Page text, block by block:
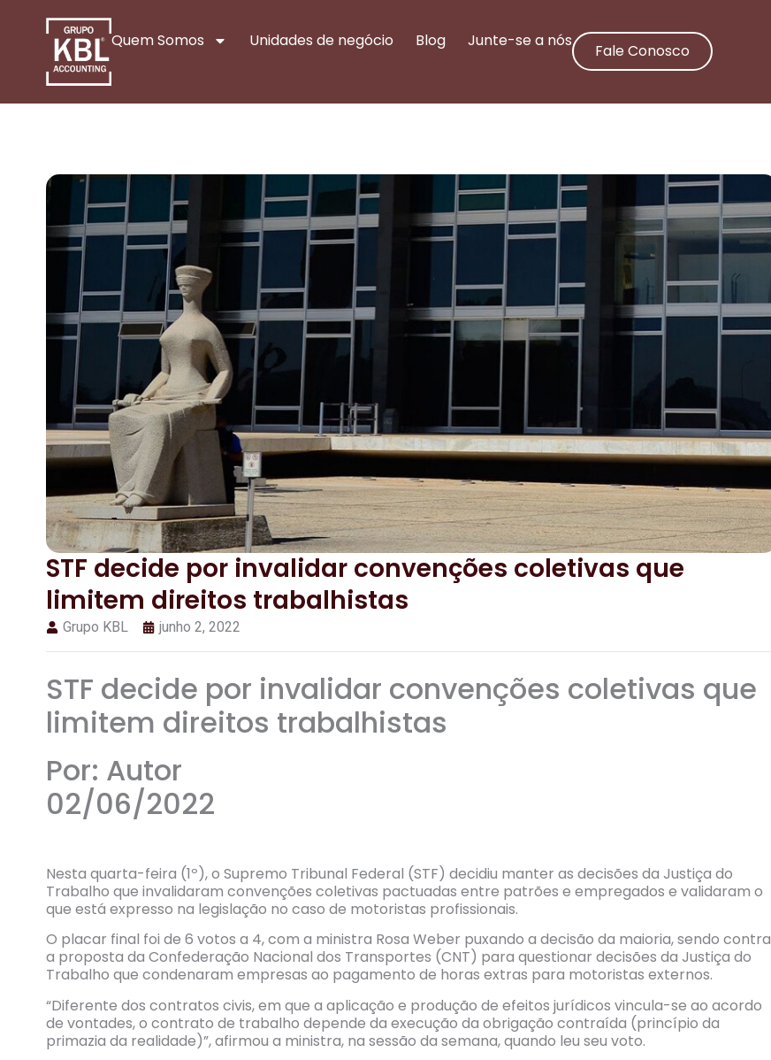
Quem Somos Unidades de negócio Blog Junte-se a nós
Fale Conosco
STF decide por invalidar convenções coletivas que
limitem direitos trabalhistas
Grupo KBL junho 2, 2022
STF decide por invalidar convenções coletivas que
limitem direitos trabalhistas
Por: Autor
02/06/2022
Nesta quarta-feira (1º), o Supremo Tribunal Federal (STF) decidiu manter as decisões da Justiça do
Trabalho que invalidaram convenções coletivas pactuadas entre patrões e empregados e validaram o
que está expresso na legislação no caso de motoristas profissionais.
O placar final foi de 6 votos a 4, com a ministra Rosa Weber puxando a decisão da maioria, sendo contra
a proposta da Confederação Nacional dos Transportes (CNT) para questionar decisões da Justiça do
Trabalho que condenaram empresas ao pagamento de horas extras para motoristas externos.
“Diferente dos contratos civis, em que a aplicação e produção de efeitos jurídicos vincula-se ao acordo
de vontades, o contrato de trabalho depende da execução da obrigação contraída (princípio da
primazia da realidade)”, afirmou a ministra, na sessão da semana, quando leu seu voto.